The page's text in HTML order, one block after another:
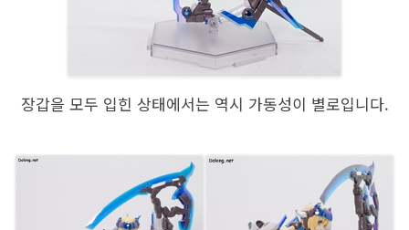
장갑을 모두 입힌 상태에서는 역시 가동성이 별로입니다.